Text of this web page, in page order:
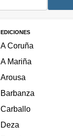
EDICIONES
A Coruña
A Mariña
Arousa
Barbanza
Carballo
Deza